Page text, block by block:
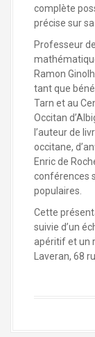
complète
précise sur
Professeur de
Ramon
tant que
Tarn et au
Occitan
l’auteur de
occitane,
Enric de
conférences
populaires.
Cette
suivie d’un
apéritif et un
Laveran, 68